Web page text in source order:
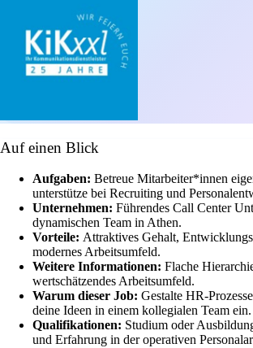
Auf einen Blick
Aufgaben: Betreue Mitarbeiter*innen
unterstütze bei Recruiting und
Unternehmen: Führendes Call Center
dynamischen Team in Athen.
Vorteile: Attraktives Gehalt,
modernes Arbeitsumfeld.
Weitere Informationen: Flache
wertschätzendes Arbeitsumfeld.
Warum dieser Job: Gestalte HR-
deine Ideen in einem kollegialen Team ein.
Qualifikationen: Studium oder
und Erfahrung in der operativen